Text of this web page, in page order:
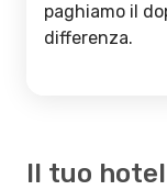
paghiamo il
differenza.
Il tuo hotel